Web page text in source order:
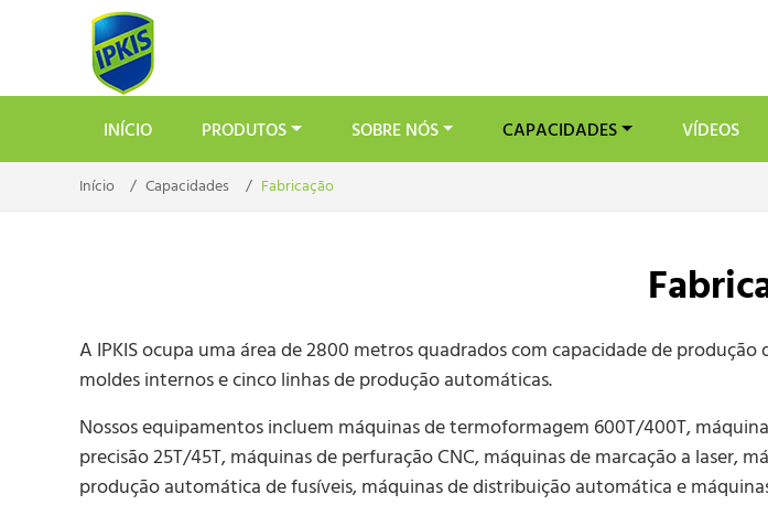
INÍCIO PRODUTOS SOBRE NÓS CAPACIDADES VÍDEOS
Início Capacidades Fabricação
A IPKIS ocupa uma área de 2800 metros quadrados com capacidade de
moldes internos e cinco linhas de produção automáticas.
Nossos equipamentos incluem máquinas de termoformagem 600T/400T,
precisão 25T/45T, máquinas de perfuração CNC, máquinas de marcação a laser,
produção automática de fusíveis, máquinas de distribuição automática e